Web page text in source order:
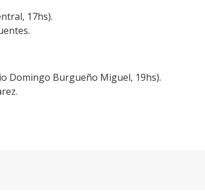
17hs).
Domingo Burgueño Miguel, 19hs).